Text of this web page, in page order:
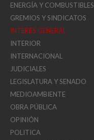
ENERGÍA Y COMBUSTIBLES
GREMIOS Y SINDICATOS
INTERÉS GENERAL
INTERIOR
INTERNACIONAL
JUDICIALES
LEGISLATURA Y SENADO
MEDIOAMBIENTE
OBRA PÚBLICA
OPINIÓN
POLITICA